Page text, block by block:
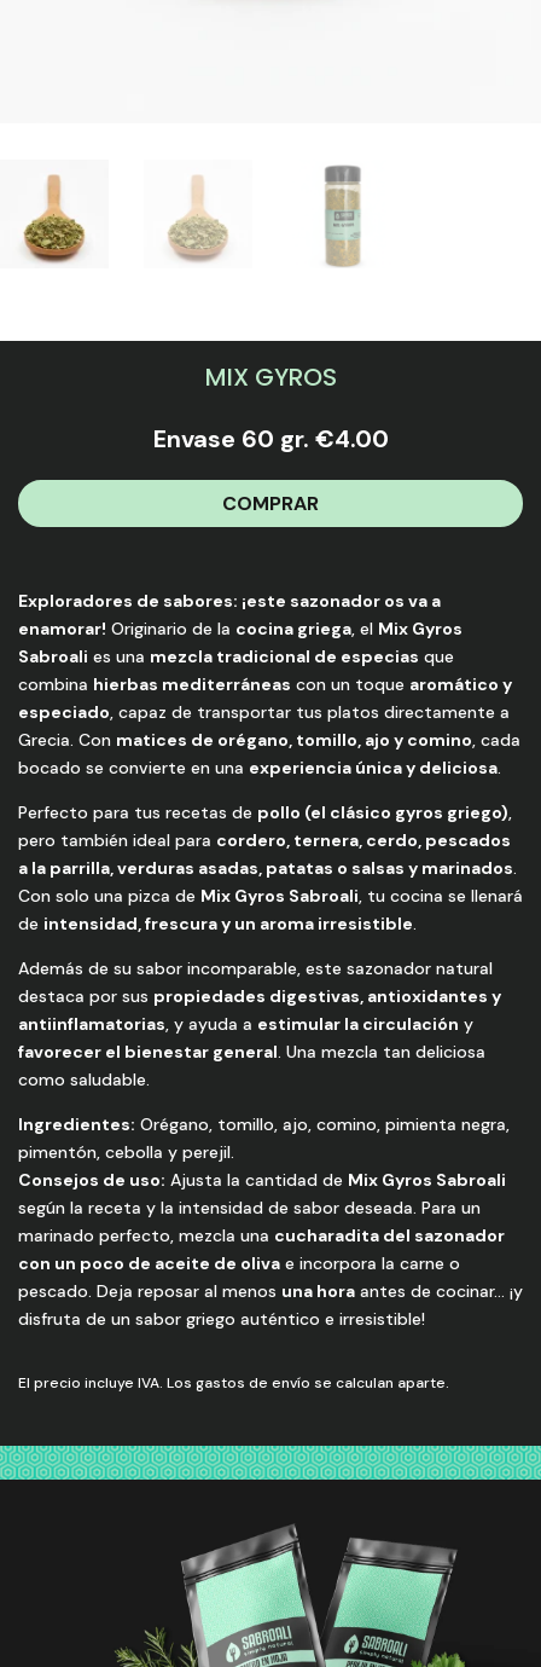
MIX GYROS
Envase 60 gr. €4.00
COMPRAR
Exploradores de sabores: ¡este sazonador os va a
enamorar! Originario de la cocina griega, el Mix Gyros
Sabroali es una mezcla tradicional de especias que
combina hierbas mediterráneas con un toque aromático y
especiado, capaz de transportar tus platos directamente a
Grecia. Con matices de orégano, tomillo, ajo y comino, cada
bocado se convierte en una experiencia única y deliciosa.
Perfecto para tus recetas de pollo (el clásico gyros griego),
pero también ideal para cordero, ternera, cerdo, pescados
a la parrilla, verduras asadas, patatas o salsas y marinados.
Con solo una pizca de Mix Gyros Sabroali, tu cocina se llenará
de intensidad, frescura y un aroma irresistible.
Además de su sabor incomparable, este sazonador natural
destaca por sus propiedades digestivas, antioxidantes y
antiinflamatorias, y ayuda a estimular la circulación y
favorecer el bienestar general. Una mezcla tan deliciosa
como saludable.
Ingredientes: Orégano, tomillo, ajo, comino, pimienta negra,
pimentón, cebolla y perejil.
Consejos de uso: Ajusta la cantidad de Mix Gyros Sabroali
según la receta y la intensidad de sabor deseada. Para un
marinado perfecto, mezcla una cucharadita del sazonador
con un poco de aceite de oliva e incorpora la carne o
pescado. Deja reposar al menos una hora antes de cocinar… ¡y
disfruta de un sabor griego auténtico e irresistible!
El precio incluye IVA. Los gastos de envío se calculan aparte.